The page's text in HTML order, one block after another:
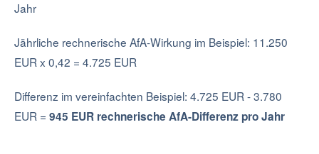
Jahr
Jährliche rechnerische AfA-Wirkung im Beispiel: 11.250
EUR x 0,42 = 4.725 EUR
Differenz im vereinfachten Beispiel: 4.725 EUR - 3.780
EUR = 945 EUR rechnerische AfA-Differenz pro Jahr